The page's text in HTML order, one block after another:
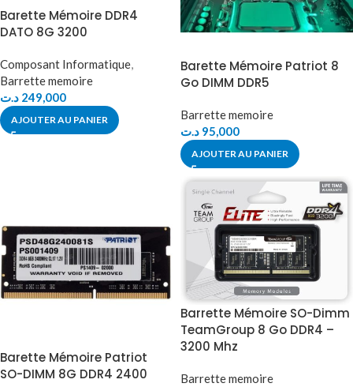
Barette Mémoire DDR4
DATO 8G 3200
Composant Informatique,
Barrette memoire
249,000 د.ت
AJOUTER AU PANIER
Barette Mémoire Patriot 8
Go DIMM DDR5
Barrette memoire
95,000 د.ت
AJOUTER AU PANIER
Barette Mémoire Patriot
SO-DIMM 8G DDR4 2400
Barrette Mémoire SO-Dimm
TeamGroup 8 Go DDR4 –
3200 Mhz
Barrette memoire